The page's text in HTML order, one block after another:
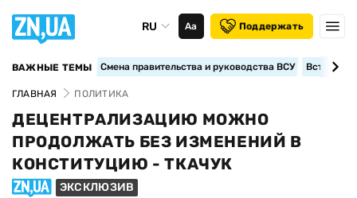
RU Аа Поддержать
ВАЖНЫЕ ТЕМЫ Смена правительства и руководства ВСУ
ГЛАВНАЯ ПОЛИТИКА
ДЕЦЕНТРАЛИЗАЦИЮ МОЖНО
ПРОДОЛЖАТЬ БЕЗ ИЗМЕНЕНИЙ В
КОНСТИТУЦИЮ - ТКАЧУК
ЭКСКЛЮЗИВ